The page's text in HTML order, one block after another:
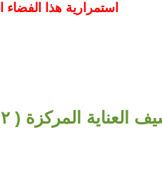
استمرارية هذا الفضاء
المركزة ( ٢ )..حالة الطفله لقاء ....